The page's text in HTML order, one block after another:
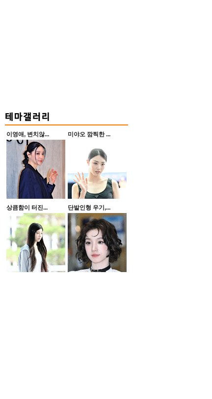
이영애, 변치않... 미야오 깜찍한 ...
상큼함이 터진... 단발인형 우기,...